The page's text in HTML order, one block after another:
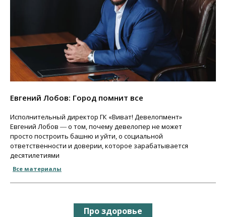
Евгений Лобов: Город помнит все
Исполнительный директор ГК «Виват! Девелопмент»
Евгений Лобов ― о том, почему девелопер не может
просто построить башню и уйти, о социальной
ответственности и доверии, которое зарабатывается
десятилетиями
Все материалы
Про здоровье